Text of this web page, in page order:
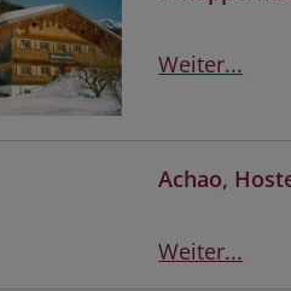
Weiter...
Achao,
Weiter...